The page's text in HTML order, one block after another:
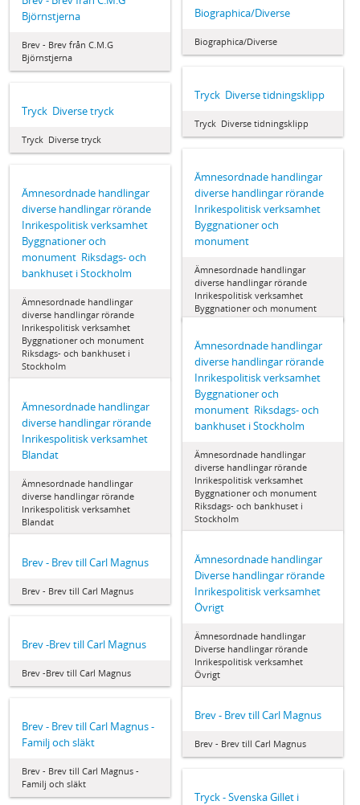
Björnstjerna
Brev - Brev från C.M.G
Björnstjerna
Biographica/Diverse
Biographica/Diverse
Tryck  Diverse tidningsklipp
Tryck  Diverse tidningsklipp
Tryck  Diverse tryck
Tryck  Diverse tryck
Ämnesordnade handlingar 
diverse handlingar rörande
Inrikespolitisk verksamhet 
Byggnationer och
monument
Ämnesordnade handlingar 
diverse handlingar rörande
Inrikespolitisk verksamhet 
Byggnationer och monument
Ämnesordnade handlingar 
diverse handlingar rörande
Inrikespolitisk verksamhet 
Byggnationer och
monument  Riksdags- och
bankhuset i Stockholm
Ämnesordnade handlingar 
diverse handlingar rörande
Inrikespolitisk verksamhet 
Byggnationer och monument 
Riksdags- och bankhuset i
Stockholm
Ämnesordnade handlingar 
diverse handlingar rörande
Inrikespolitisk verksamhet 
Byggnationer och
monument  Riksdags- och
bankhuset i Stockholm
Ämnesordnade handlingar 
diverse handlingar rörande
Inrikespolitisk verksamhet 
Byggnationer och monument 
Riksdags- och bankhuset i
Stockholm
Ämnesordnade handlingar 
diverse handlingar rörande
Inrikespolitisk verksamhet 
Blandat
Ämnesordnade handlingar 
diverse handlingar rörande
Inrikespolitisk verksamhet 
Blandat
Ämnesordnade handlingar 
Diverse handlingar rörande
Inrikespolitisk verksamhet 
Övrigt
Ämnesordnade handlingar 
Diverse handlingar rörande
Inrikespolitisk verksamhet 
Övrigt
Brev - Brev till Carl Magnus
Brev - Brev till Carl Magnus
Brev -Brev till Carl Magnus
Brev -Brev till Carl Magnus
Brev - Brev till Carl Magnus
Brev - Brev till Carl Magnus
Brev - Brev till Carl Magnus -
Familj och släkt
Brev - Brev till Carl Magnus -
Familj och släkt
Tryck - Svenska Gillet i